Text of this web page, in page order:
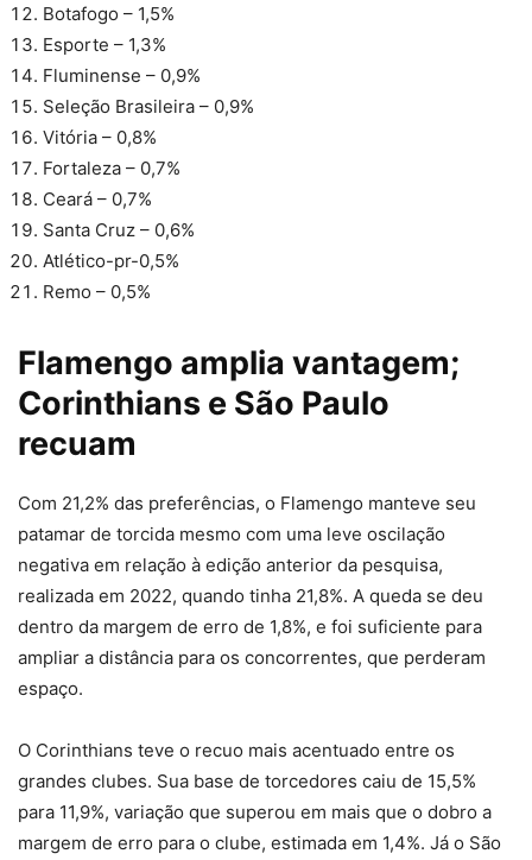
Botafogo – 1,5%
Esporte – 1,3%
Fluminense – 0,9%
Seleção Brasileira – 0,9%
Vitória – 0,8%
Fortaleza – 0,7%
Ceará – 0,7%
Santa Cruz – 0,6%
Atlético-pr-0,5%
Remo – 0,5%
Flamengo amplia vantagem;
Corinthians e São Paulo
recuam
Com 21,2% das preferências, o Flamengo manteve seu
patamar de torcida mesmo com uma leve oscilação
negativa em relação à edição anterior da pesquisa,
realizada em 2022, quando tinha 21,8%. A queda se deu
dentro da margem de erro de 1,8%, e foi suficiente para
ampliar a distância para os concorrentes, que perderam
espaço.
O Corinthians teve o recuo mais acentuado entre os
grandes clubes. Sua base de torcedores caiu de 15,5%
para 11,9%, variação que superou em mais que o dobro a
margem de erro para o clube, estimada em 1,4%. Já o São